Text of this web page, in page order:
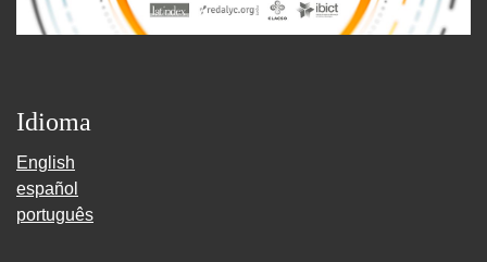
Idioma
English
español
português